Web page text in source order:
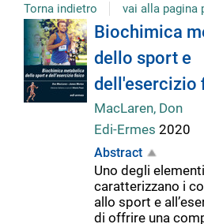
Torna indietro vai alla pagina
Dettaglio
del
documento
Biochimica
dello sport e
dell'esercizio
MacLaren, Don
Edi-Ermes 2020
Abstract
Uno degli
caratterizzano i
allo sport e
di offrire una